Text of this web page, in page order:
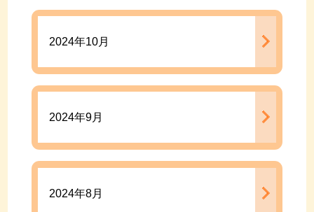
2024年10月
2024年9月
2024年8月